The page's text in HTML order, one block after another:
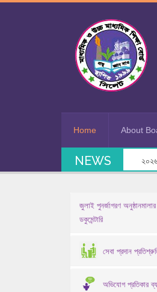
Home About
NEWS ২০২৬
জুলাই পুনর্জাগরণ অনুষ্ঠানমালার
ডকুমেন্টারি
সেবা প্রদান
অভিযোগ প্রতিকার